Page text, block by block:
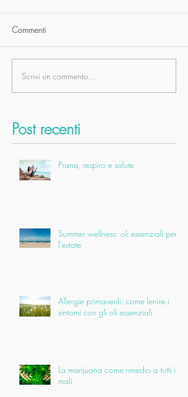
Commenti
Scrivi un commento...
Post recenti
Prana, respiro e salute
Summer wellness: oli essenziali per
l'estate
Allergie primaverili: come lenire i
sintomi con gli oli essenziali
La marijuana come rimedio a tutti i
mali